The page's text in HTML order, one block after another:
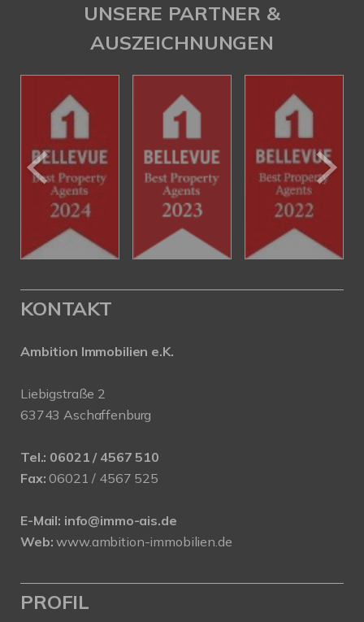
UNSERE PARTNER &
AUSZEICHNUNGEN
KONTAKT
Ambition Immobilien e.K.
Liebigstraße 2
63743 Aschaffenburg
Tel.: 06021 / 4567 510
Fax: 06021 / 4567 525
E-Mail: info@immo-ais.de
Web: www.ambition-immobilien.de
PROFIL